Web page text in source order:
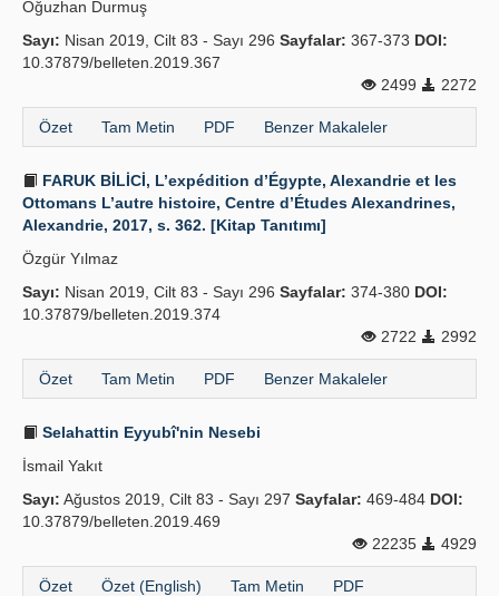
Oğuzhan Durmuş
Sayı: Nisan 2019, Cilt 83 - Sayı 296 Sayfalar: 367-373 DOI:
10.37879/belleten.2019.367
2499
2272
Özet Tam Metin PDF Benzer Makaleler
FARUK BİLİCİ, L’expédition d’Égypte, Alexandrie et les
Ottomans L’autre histoire, Centre d’Études Alexandrines,
Alexandrie, 2017, s. 362. [Kitap Tanıtımı]
Özgür Yılmaz
Sayı: Nisan 2019, Cilt 83 - Sayı 296 Sayfalar: 374-380 DOI:
10.37879/belleten.2019.374
2722
2992
Özet Tam Metin PDF Benzer Makaleler
Selahattin Eyyubî'nin Nesebi
İsmail Yakıt
Sayı: Ağustos 2019, Cilt 83 - Sayı 297 Sayfalar: 469-484 DOI:
10.37879/belleten.2019.469
22235
4929
Özet Özet (English) Tam Metin PDF